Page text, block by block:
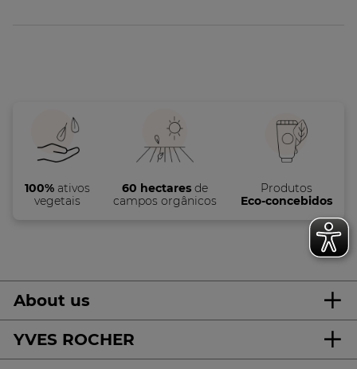
100%ativos
vegetais
60 hectares de
campos orgânicos
Produtos
Eco-concebidos
About us
YVES ROCHER